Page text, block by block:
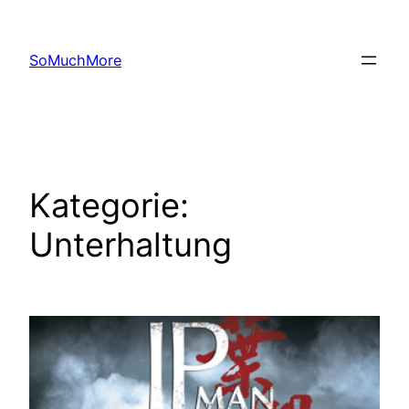
springen
SoMuchMore
Kategorie:
Unterhaltung